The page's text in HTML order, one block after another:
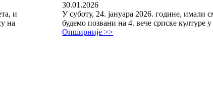
и
на
30.01.2026
У суботу, 24. јануара 2026. године, имали
будемо позвани на 4. вече српске културе у
Опширније >>